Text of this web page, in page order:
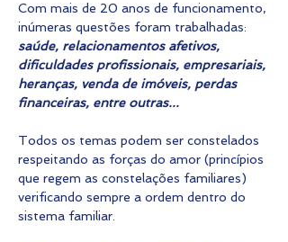
Com mais de 20 anos de funcionamento,
inúmeras questões foram trabalhadas:
saúde, relacionamentos afetivos,
dificuldades profissionais, empresariais,
heranças, venda de imóveis, perdas
financeiras, entre outras...
Todos os temas podem ser constelados
respeitando as forças do amor (princípios
que regem as constelações familiares)
verificando sempre a ordem dentro do
sistema familiar.